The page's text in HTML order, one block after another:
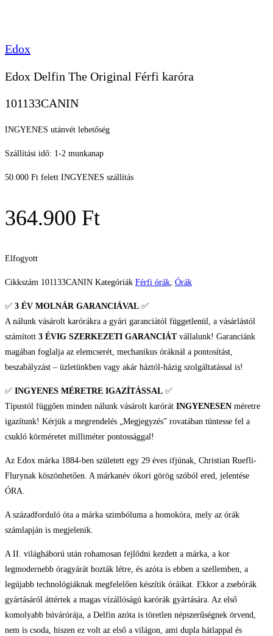
Edox
Edox Delfin The Original Férfi karóra
101133CANIN
INGYENES utánvét lehetőség
Szállítási idő: 1-2 munkanap
50.000 Ft felett INGYENES szállítás
364.900 Ft
Elfogyott
Cikkszám 101133CANIN Kategóriák Férfi órák, Órák
✅ 3 ÉV MOLNÁR GARANCIÁVAL ✅
A nálunk vásárolt karórákra a gyári garanciától függetlenül, a vásárlástól
számított 3 ÉVIG SZERKEZETI GARANCIÁTvállalunk! Garanciánk
magában foglalja az elemcserét, mechanikus óráknál a pontosítást,
beszabályzást – üzletünkben vagy akár háztól-házig szolgáltatással is!
✅ INGYENES MÉRETRE IGAZÍTÁSSAL ✅
Típustól függően minden nálunk vásárolt karórát INGYENESEN méretre
igazítunk! Kérjük a megrendelés „Megjegyzés” rovatában tüntesse fel a
csukló körméretet milliméter pontossággal!
Az Edox márka 1884-ben született egy 29 éves ifjúnak, Christian Ruefli-
Flurynak köszönhetően. A márkanév ókori görög szóból ered, jelentése
ÓRA.
A századforduló óta a márka szimbóluma a homokóra, mely az órák
számlapján is megjelenik.
A II. világháború után rohamosan fejlődni kezdett a márka, a kor
legmodernebb óragyárát hozták létre, és azóta is ebben a szellemben, a
legújabb technológiáknak megfelelően készítik óráikat. Ekkor a zsebórák
gyártásáról áttértek a magas vízállóságú karórák gyártására. Az első
komolyabb búvárórája, a Delfin azóta is töretlen népszerűségnek örvend,
nem is csoda, hiszen ez volt az első a világon, ami dupla hátlappal és